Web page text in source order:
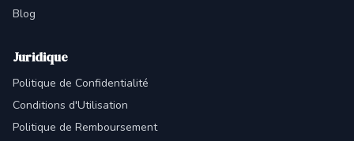
Blog
Juridique
Politique de Confidentialité
Conditions d'Utilisation
Politique de Remboursement